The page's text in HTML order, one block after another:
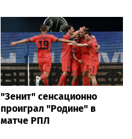
"Зенит" сенсационно
проиграл "Родине" в
матче РПЛ